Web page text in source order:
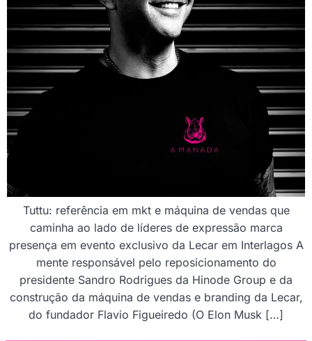
Tuttu: referência em mkt e máquina de vendas que
caminha ao lado de líderes de expressão marca
presença em evento exclusivo da Lecar em Interlagos A
mente responsável pelo reposicionamento do
presidente Sandro Rodrigues da Hinode Group e da
construção da máquina de vendas e branding da Lecar,
do fundador Flavio Figueiredo (O Elon Musk […]